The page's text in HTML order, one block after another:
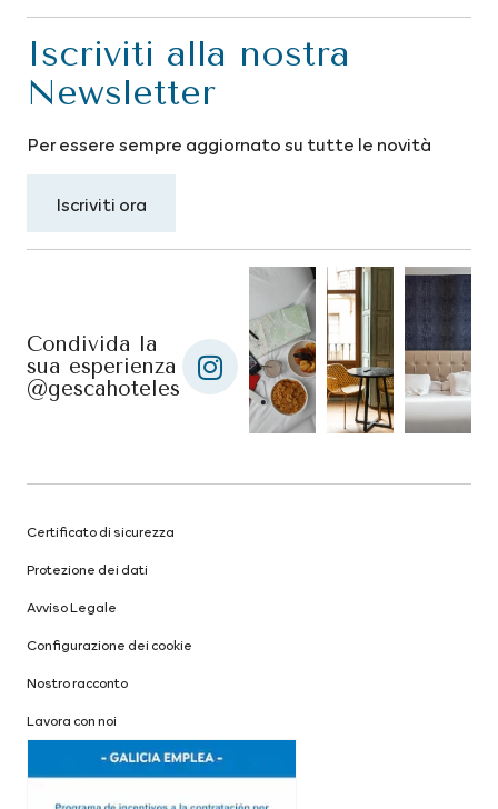
Iscriviti alla nostra
Newsletter
Per essere sempre aggiornato su tutte le novità
Iscriviti ora
Condivida la
sua esperienza
@gescahoteles
Certificato di sicurezza
Protezione dei dati
Avviso Legale
Configurazione dei cookie
Nostro racconto
Lavora con noi